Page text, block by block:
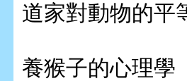
道家對動物的平
養猴子的心理學